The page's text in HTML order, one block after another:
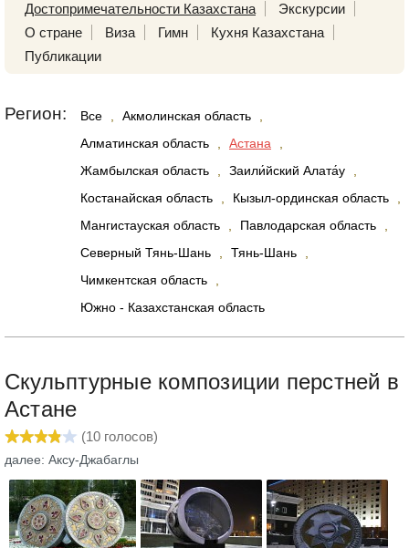
Достопримечательности Казахстана
Экскурсии
О стране
Виза Гимн
Кухня Казахстана
Публикации
Регион: Все Акмолинская область
Алматинская область
Астана
Жамбылская область
Заили́йский Алата́у
Костанайская область
Кызыл-ординская область
Мангистауская область
Павлодарская область
Северный Тянь-Шань
Тянь-Шань
Чимкентская область
Южно - Казахстанская область
Скульптурные композиции перстней в
Астане
(10 голосов)
далее: Аксу-Джабаглы